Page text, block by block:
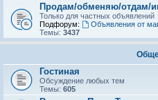
Продам/обменяю/отдам/
Только для частных объявлений
Подфорум:
Объявления от
Темы: 3437
Гостиная
Обсуждение любых тем
Темы: 605